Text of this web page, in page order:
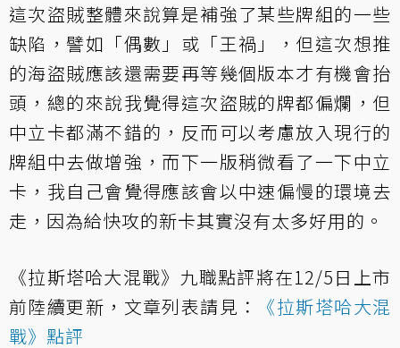
這次盜賊整體來說算是補強了某些牌組的一些
缺陷，譬如「偶數」或「王禍」，但這次想推
的海盜賊應該還需要再等幾個版本才有機會抬
頭，總的來說我覺得這次盜賊的牌都偏爛，但
中立卡都滿不錯的，反而可以考慮放入現行的
牌組中去做增強，而下一版稍微看了一下中立
卡，我自己會覺得應該會以中速偏慢的環境去
走，因為給快攻的新卡其實沒有太多好用的。
《拉斯塔哈大混戰》九職點評將在12/5日上市
前陸續更新，文章列表請見：
《拉斯塔哈大混
戰》點評